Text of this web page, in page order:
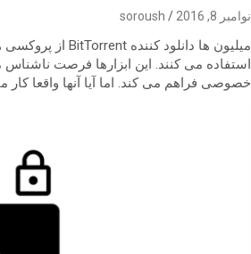
نوامبر 8, 2016 soroush
خصوصی فراهم می کند. اما آیا آنها واقعا